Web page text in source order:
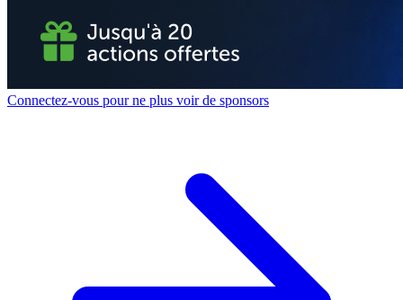
Connectez-vous pour ne plus voir de sponsors